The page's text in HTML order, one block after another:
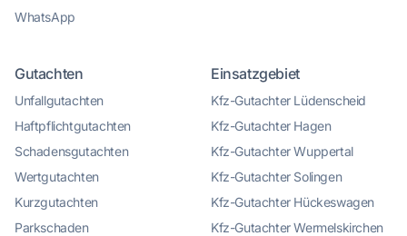
WhatsApp
Gutachten
Unfallgutachten
Haftpflichtgutachten
Schadensgutachten
Wertgutachten
Kurzgutachten
Parkschaden
Einsatzgebiet
Kfz-Gutachter Lüdenscheid
Kfz-Gutachter Hagen
Kfz-Gutachter Wuppertal
Kfz-Gutachter Solingen
Kfz-Gutachter Hückeswagen
Kfz-Gutachter Wermelskirchen